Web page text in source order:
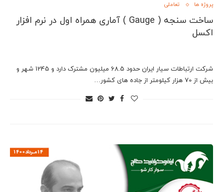
پروژه ها تعاملی
ساخت سنجه ( Gauge ) آماری همراه اول در نرم افزار
اکسل
شرکت ارتباطات سیار ایران حدود 68.5 میلیون مشترک دارد و 1245 شهر و
بیش از 70 هزار کیلومتر از جاده های کشور…